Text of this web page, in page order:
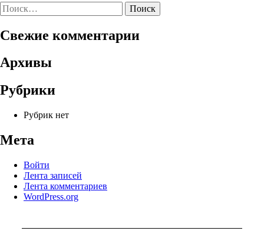
Найти:
Свежие комментарии
Архивы
Рубрики
Рубрик нет
Мета
Войти
Лента записей
Лента комментариев
WordPress.org